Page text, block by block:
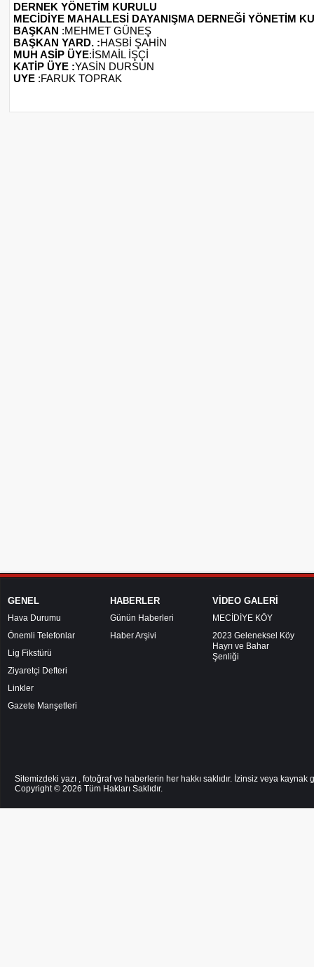
DERNEK YÖNETİM KURULU
MECİDİYE MAHALLESİ DAYANIŞMA DERNEĞİ YÖNETİM
BAŞKAN :MEHMET GÜNEŞ
BAŞKAN YARD. :HASBİ ŞAHİN
MUH ASİP ÜYE:İSMAİL İŞÇİ
KATİP ÜYE :YASİN DURSUN
UYE :FARUK TOPRAK
GENEL
Hava Durumu
Önemli Telefonlar
Lig Fikstürü
Ziyaretçi Defteri
Linkler
Gazete Manşetleri
HABERLER
Günün Haberleri
Haber Arşivi
VİDEO GALERİ
MECİDİYE KÖY
2023 Geleneksel Köy
Hayrı ve Bahar
Şenliği
Sitemizdeki yazı , fotoğraf ve haberlerin her hakkı saklıdır. İzinsiz veya
Copyright © 2026 Tüm Hakları Saklıdır.